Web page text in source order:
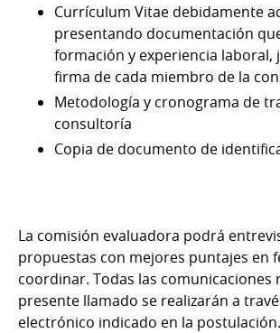
Currículum Vitae debidamente
presentando documentación
formación y experiencia laboral,
firma de cada miembro de la
Metodología y cronograma de
consultoría
Copia de documento de
La comisión evaluadora podrá
propuestas con mejores puntajes en
coordinar. Todas las comunicaciones
presente llamado se realizarán a
electrónico indicado en la postulación.